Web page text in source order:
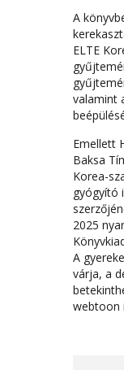
A
ELTE
valamint
Emellett
Baksa
Korea-
gyógyító
2025
A
várja, a
webtoon